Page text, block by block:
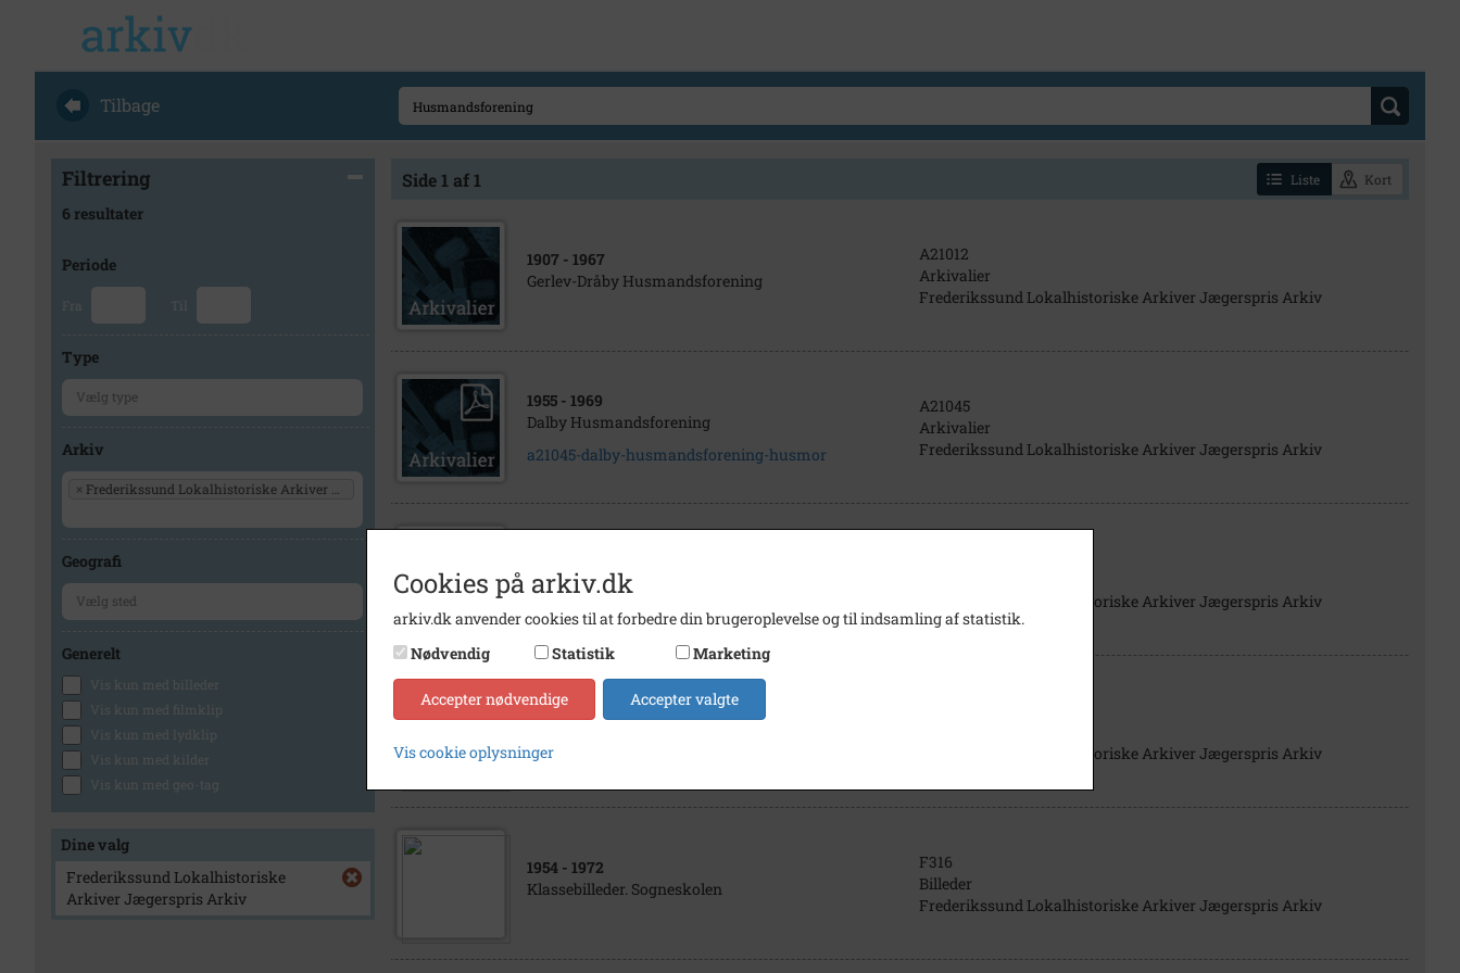
Tilbage
Filtrering
6 resultater
Periode
Fra Til
Type
Arkiv
× Frederikssund Lokalhistoriske Arkiver Jægerspris Arkiv
Geografi
Generelt
Vis kun med billeder
Vis kun med filmklip
Vis kun med lydklip
Vis kun med kilder
Vis kun med geo-tag
Dine valg
Frederikssund Lokalhistoriske
Arkiver Jægerspris Arkiv
Side 1 af 1 Liste Kort
1907 - 1967
Gerlev-Dråby Husmandsforening
A21012
Arkivalier
Frederikssund Lokalhistoriske Arkiver Jægerspris Arkiv
1955 - 1969
Dalby Husmandsforening
a21045-dalby-husmandsforening-husmor
A21045
Arkivalier
Frederikssund Lokalhistoriske Arkiver Jægerspris Arkiv
Gamle avisudklip fra Dalby
Frederikssund Lokalhistoriske Arkiver Jægerspris Arkiv
1897- 1924
Frederikssund Lokalhistoriske Arkiver Jægerspris Arkiv
1954 - 1972
Klassebilleder. Sogneskolen
F316
Billeder
Frederikssund Lokalhistoriske Arkiver Jægerspris Arkiv
Cookies på arkiv.dk
arkiv.dk anvender cookies til at forbedre din brugeroplevelse og til indsamling af statistik.
Nødvendig
Statistik Marketing
Accepter nødvendige Accepter valgte
Vis cookie oplysninger